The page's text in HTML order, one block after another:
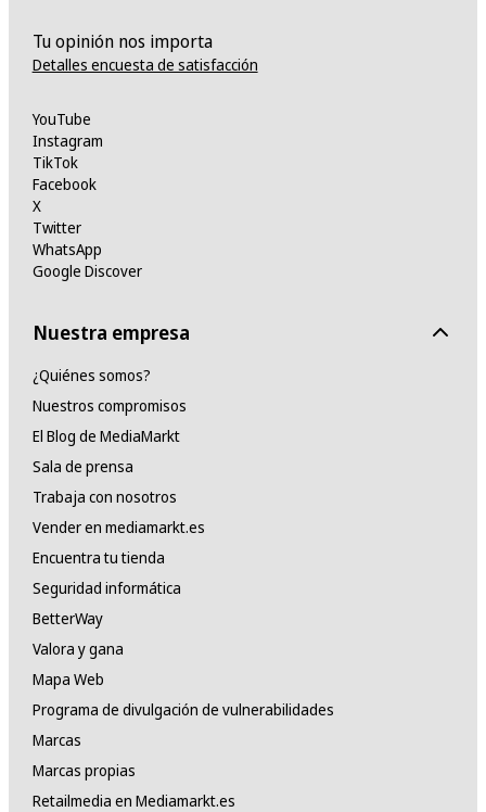
Tu opinión nos importa
Detalles encuesta de satisfacción
YouTube
Instagram
TikTok
Facebook
X
Twitter
WhatsApp
Google Discover
Nuestra empresa
¿Quiénes somos?
Nuestros compromisos
El Blog de MediaMarkt
Sala de prensa
Trabaja con nosotros
Vender en mediamarkt.es
Encuentra tu tienda
Seguridad informática
BetterWay
Valora y gana
Mapa Web
Programa de divulgación de vulnerabilidades
Marcas
Marcas propias
Retailmedia en Mediamarkt.es